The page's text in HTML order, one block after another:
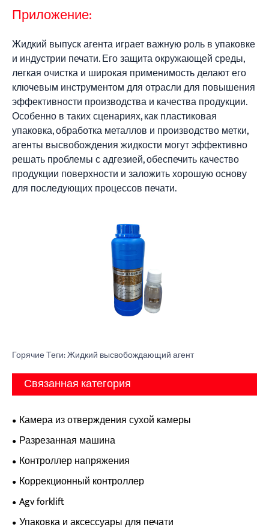
Приложение:
Жидкий выпуск агента играет важную роль в упаковке
и индустрии печати. Его защита окружающей среды,
легкая очистка и широкая применимость делают его
ключевым инструментом для отрасли для повышения
эффективности производства и качества продукции.
Особенно в таких сценариях, как пластиковая
упаковка, обработка металлов и производство метки,
агенты высвобождения жидкости могут эффективно
решать проблемы с адгезией, обеспечить качество
продукции поверхности и заложить хорошую основу
для последующих процессов печати.
Горячие Теги: Жидкий высвобождающий агент
Связанная категория
Камера из отверждения сухой камеры
Разрезанная машина
Контроллер напряжения
Коррекционный контроллер
Agv forklift
Упаковка и аксессуары для печати